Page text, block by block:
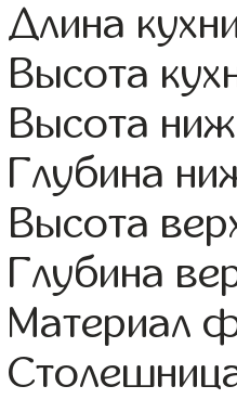
Длина
Высота
Высота
Глубина
Высота
Глубина
Материал